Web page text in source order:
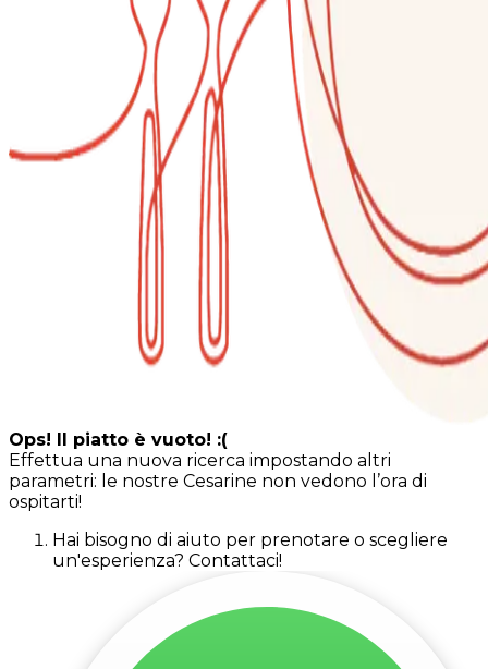
Ops! Il piatto è vuoto! :(
Effettua una nuova ricerca impostando altri
parametri: le nostre Cesarine non vedono l’ora di
ospitarti!
Hai bisogno di aiuto per prenotare o scegliere
un'esperienza? Contattaci!